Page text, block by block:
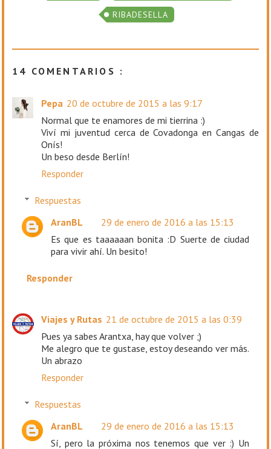
RIBADESELLA
14 COMENTARIOS :
Pepa 20 de octubre de 2015 a las 9:17
Normal que te enamores de mi tierrina :)
Viví mi juventud cerca de Covadonga en Cangas de
Onís!
Un beso desde Berlín!
Responder
Respuestas
AranBL
29 de enero de 2016 a las 15:13
Es que es taaaaaan bonita :D Suerte de ciudad
para vivir ahí. Un besito!
Responder
Viajes y Rutas 21 de octubre de 2015 a las 0:39
Pues ya sabes Arantxa, hay que volver ;)
Me alegro que te gustase, estoy deseando ver más.
Un abrazo
Responder
Respuestas
AranBL
29 de enero de 2016 a las 15:13
Sí, pero la próxima nos tenemos que ver :) Un